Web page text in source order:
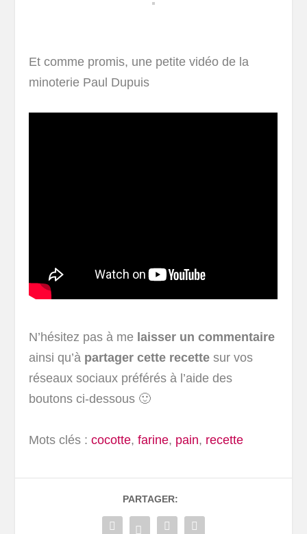
Et comme promis, une petite vidéo de la
minoterie Paul Dupuis
N’hésitez pas à me laisser un commentaire
ainsi qu’à partager cette recette sur vos
réseaux sociaux préférés à l’aide des
boutons ci-dessous 🙂
Mots clés : cocotte,farine, pain, recette
PARTAGER: